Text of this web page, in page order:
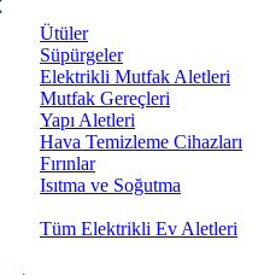
Ütüler
Süpürgeler
Elektrikli Mutfak Aletleri
Mutfak Gereçleri
Yapı Aletleri
Hava Temizleme Cihazları
Fırınlar
Isıtma ve Soğutma
Tüm Elektrikli Ev Aletleri